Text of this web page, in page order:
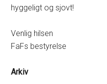
hyggeligt og sjovt!
Venlig hilsen
FaFs bestyrelse
Arkiv